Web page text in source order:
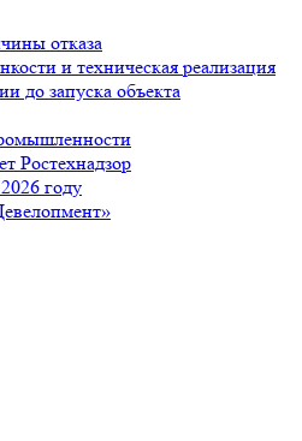
отказа
и техническая реализация
до запуска объекта
Ростехнадзор
году